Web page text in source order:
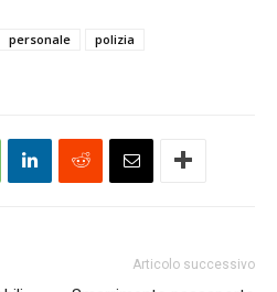
personale
polizia
Articolo successivo